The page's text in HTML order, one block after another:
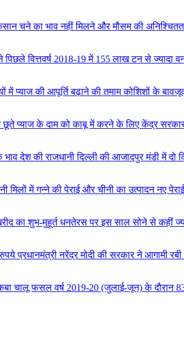
चने का भाव नहीं मिलने और मौसम की
पिछले वित्तवर्ष 2018-19 में 155 लाख टन से ज्यादा
में प्याज की आपूर्ति बढ़ाने की तमाम कोशिशों के
प्याज के दाम को काबू में करने के लिए केंद्र
भाव देश की राजधानी दिल्ली की आजादपुर मंडी में
मिलों में गन्ने की पेराई और चीनी का उत्पादन नए
का शुभ-मुहूर्त धनतेरस पर इस साल सोने से कहीं
प्रधानमंत्री नरेंद्र मोदी की सरकार ने आगामी
चालू फसल वर्ष 2019-20 (जुलाई-जून) के दौरान